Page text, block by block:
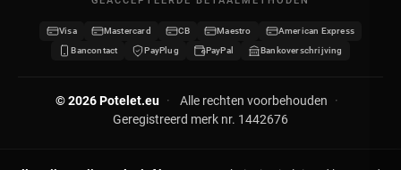
Mijn kortingsbonnen
Word verdeler
Visa Mastercard CB Maestro
American Express
Bancontact
PayPlug PayPal Bankoverschrijving
© 2026 Potelet.eu · Alle rechten voorbehouden
·
Geregistreerd merk nr. 1442676